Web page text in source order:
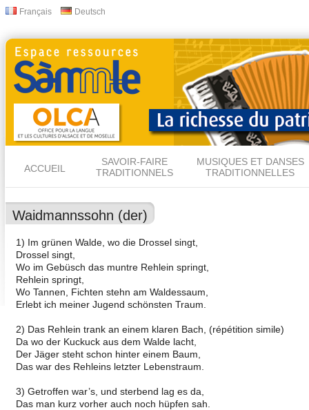
Français Deutsch
ACCUEIL
SAVOIR-FAIRE
TRADITIONNELS
MUSIQUES ET DANSES
TRADITIONNELLES
Waidmannssohn (der)
1) Im grünen Walde, wo die Drossel singt,
Drossel singt,
Wo im Gebüsch das muntre Rehlein springt,
Rehlein springt,
Wo Tannen, Fichten stehn am Waldessaum,
Erlebt ich meiner Jugend schönsten Traum.
2) Das Rehlein trank an einem klaren Bach, (répétition simile)
Da wo der Kuckuck aus dem Walde lacht,
Der Jäger steht schon hinter einem Baum,
Das war des Rehleins letzter Lebenstraum.
3) Getroffen war’s, und sterbend lag es da,
Das man kurz vorher auch noch hüpfen sah.